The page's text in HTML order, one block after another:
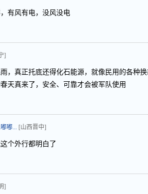
有风有电，没风没电
]
，真正托底还得化石能源，就像民用的各种
天真来了，安全、可靠才会被军队使用
嘟... [山西晋中]
个外行都明白了
]